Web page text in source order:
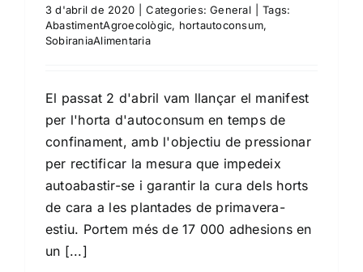
3 d'abril de 2020 Categories:General
Tags:
AbastimentAgroecològic, hortautoconsum,
SobiraniaAlimentaria
El passat 2 d'abril vam llançar el manifest
per l'horta d'autoconsum en temps de
confinament, amb l'objectiu de pressionar
per rectificar la mesura que impedeix
autoabastir-se i garantir la cura dels horts
de cara a les plantades de primavera-
estiu. Portem més de 17 000 adhesions en
un [...]